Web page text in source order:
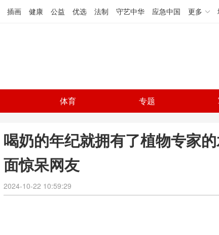
插画 健康 公益 优选 法制 守艺中华 应急中国 更多
体育 专题
喝奶的年纪就拥有了植物专家
面惊呆网友
2024-10-22 10:59:29